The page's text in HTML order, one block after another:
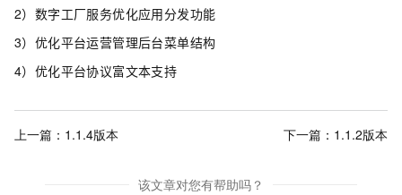
2）数字工厂服务优化应用分发功能
3）优化平台运营管理后台菜单结构
4）优化平台协议富文本支持
上一篇： 1.1.4版本 下一篇： 1.1.2版本
该文章对您有帮助吗？